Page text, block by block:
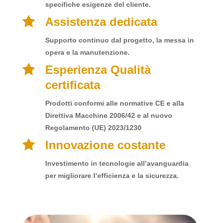
specifiche esigenze del cliente.
 Assistenza dedicata
Supporto continuo dal progetto, la messa in
opera e la manutenzione.

Esperienza Qualità
certificata
Prodotti conformi alle normative CE e alla
Direttiva Macchine 2006/42 e al nuovo
Regolamento (UE) 2023/1230
 Innovazione costante
Investimento in tecnologie all’avanguardia
per migliorare l’efficienza e la sicurezza.